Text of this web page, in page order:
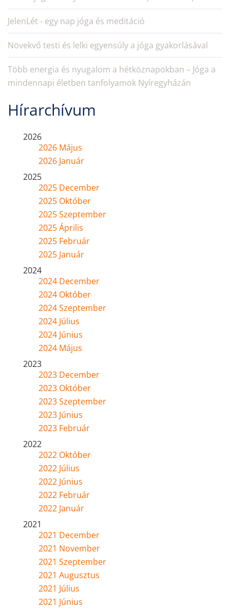
JelenLét - egy nap jóga és meditáció
Növekvő testi és lelki egyensúly a jóga gyakorlásával
Több energia és nyugalom a hétköznapokban – Jóga a
mindennapi életben tanfolyamok Nyíregyházán
Hírarchívum
2026
2026 Május
2026 Január
2025
2025 December
2025 Október
2025 Szeptember
2025 Április
2025 Február
2025 Január
2024
2024 December
2024 Október
2024 Szeptember
2024 Július
2024 Június
2024 Május
2023
2023 December
2023 Október
2023 Szeptember
2023 Június
2023 Február
2022
2022 Október
2022 Július
2022 Június
2022 Február
2022 Január
2021
2021 December
2021 November
2021 Szeptember
2021 Augusztus
2021 Július
2021 Június